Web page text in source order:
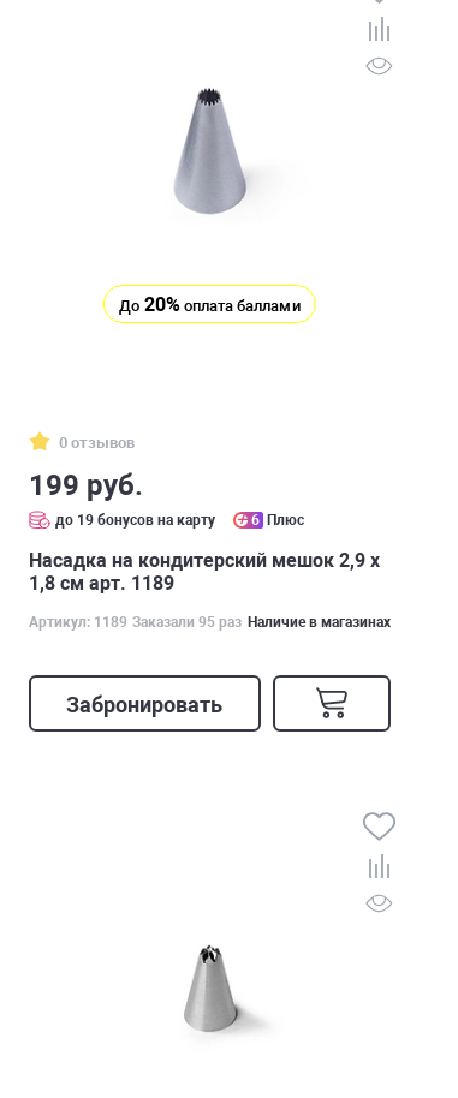
До 20% оплата баллами
0 отзывов
199 руб.
до 19 бонусов на карту 6 Плюс
Насадка на кондитерский мешок 2,9 х
1,8 см арт. 1189
Артикул: 1189 Заказали 95 раз Наличие в магазинах
Забронировать